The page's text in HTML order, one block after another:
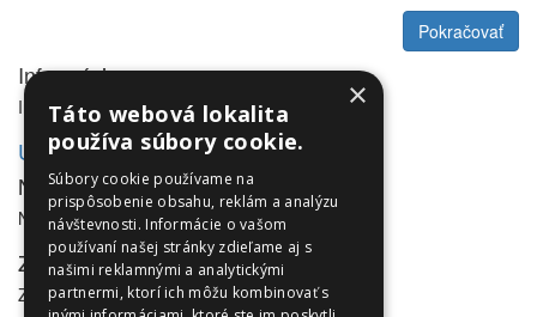
Pokračovať
Informácie
Informácie
Utleurope.com
NewsLetter
NewsLetter
Zákaznícky servis
Zákaznícky servis
×
Táto webová lokalita
používa súbory cookie.
Súbory cookie používame na
prispôsobenie obsahu, reklám a analýzu
návštevnosti. Informácie o vašom
používaní našej stránky zdieľame aj s
našimi reklamnými a analytickými
partnermi, ktorí ich môžu kombinovať s